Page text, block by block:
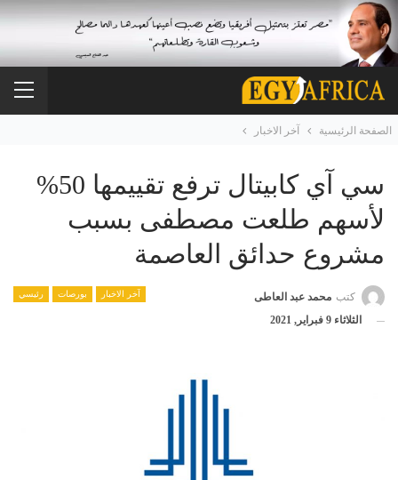
الصفحة الرئيسية آخر الاخبار
سي آي كابيتال ترفع تقييمها 50%
لأسهم طلعت مصطفى بسبب
مشروع حدائق العاصمة
آخر الاخبار بورصات رئيسي كتب محمد عبد العاطى
الثلاثاء 9 فبراير, 2021